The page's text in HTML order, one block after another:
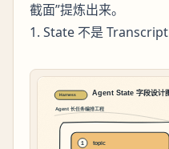
截面”提炼出来。
1. State 不是 Transcript